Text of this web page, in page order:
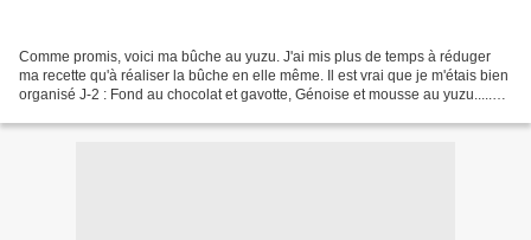
Comme promis, voici ma bûche au yuzu. J'ai mis plus de temps à réduger
ma recette qu'à réaliser la bûche en elle même. Il est vrai que je m'étais bien
organisé J-2 : Fond au chocolat et gavotte, Génoise et mousse au yuzu.....et